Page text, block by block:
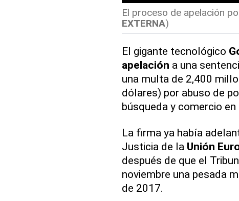
El proceso de apelación
EXTERNA)
El gigante tecnológico
apelación a una
una multa de 2,400
dólares) por abuso de
búsqueda y comercio en
La firma ya había
Justicia de la Unión
después de que el
noviembre una pesada
de 2017.